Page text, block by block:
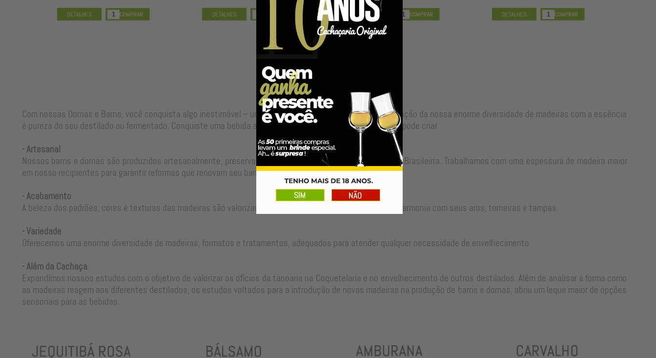
Nossos Barris & Dornas
Com nossas Dornas e Barris, você conquista algo inestimável – uma alma para sua bebida, resultado da junção da nossa enorme diversidade de madeiras com a essência
e pureza do seu destilado ou fermentado. Conquiste uma bebida autêntica, valor que só o envelhecimento pode criar.
- Artesanal
Nossos barris e dornas são produzidos artesanalmente, preservando as técnicas tradicionais da Tanoaria Brasileirra. Trabalhamos com uma espessura de madeira maior
em nosso recipientes para garantir reformas que renovam seu barril para um longo período de uso.
- Acabamento
A beleza dos padrões, cores e texturas das madeiras são valorizadas no ajuste perfeito de cada peça em harmonia com seus aros, torneiras e tampas.
- Variedade
Oferecemos uma enorme diversidade de madeiras, formatos e tratamentos, adequados para atender qualquer necessidade de envelhecimento.
- Além da Cachaça
Expandímos nossos estudos com o objetivo de valorizar os ofícios da tanoaria na Coquetelaria e no envelhecimento de outros destilados. Além de analisar a forma como
as madeiras reagem aos diferentes destilados, os estudos voltados para a introdução de novas madeiras na produção de barris e dornas, abriu um leque maior de opções
sensoriais para as bebidas.